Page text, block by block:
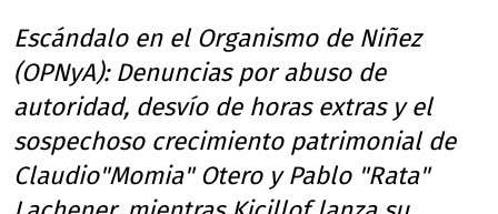
Escándalo en el Organismo de Niñez
(OPNyA): Denuncias por abuso de
autoridad, desvío de horas extras y el
sospechoso crecimiento patrimonial de
Claudio"Momia" Otero y Pablo "Rata"